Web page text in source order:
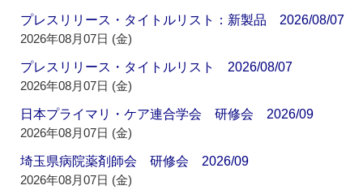
プレスリリース・タイトルリスト：新製品 2026/08/07
2026年08月07日 (金)
プレスリリース・タイトルリスト 2026/08/07
2026年08月07日 (金)
日本プライマリ・ケア連合学会 研修会 2026/09
2026年08月07日 (金)
埼玉県病院薬剤師会 研修会 2026/09
2026年08月07日 (金)